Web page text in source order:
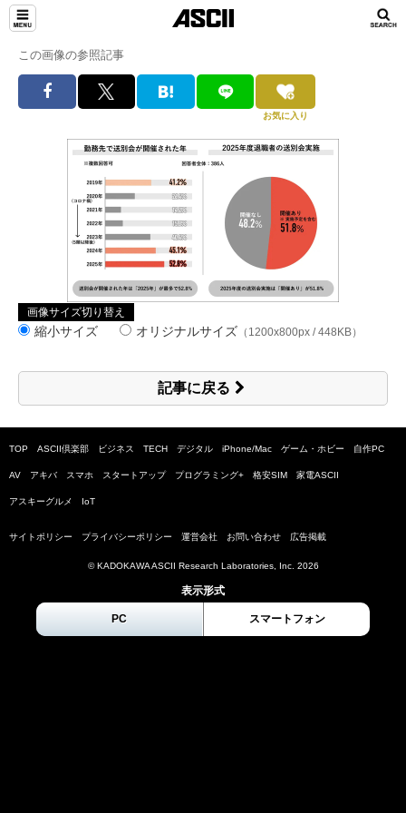
この画像の参照記事
お気に入り
画像サイズ切り替え
縮小サイズ オリジナルサイズ （1200x800px / 448KB）
記事に戻る
TOP ASCII倶楽部 ビジネス TECH デジタル iPhone/Mac ゲーム・ホビー 自作PC
AV アキバ スマホ スタートアップ プログラミング+ 格安SIM 家電ASCII
アスキーグルメ IoT
サイトポリシー プライバシーポリシー 運営会社 お問い合わせ 広告掲載
© KADOKAWA ASCII Research Laboratories, Inc. 2026
表示形式
PC スマートフォン